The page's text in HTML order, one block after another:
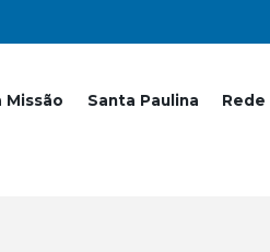
Missão Santa Paulina Rede